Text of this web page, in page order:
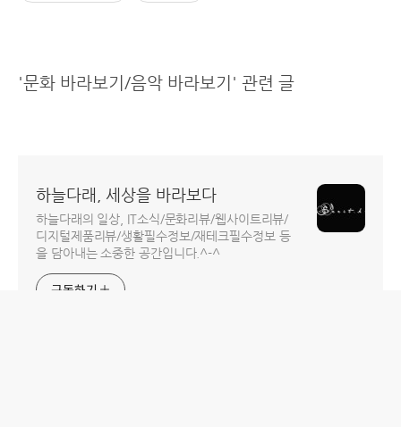
'문화 바라보기/음악 바라보기' 관련 글
하늘다래, 세상을 바라보다
하늘다래의 일상, IT소식/문화리뷰/웹사이트리뷰/
디지털제품리뷰/생활필수정보/재테크필수정보 등
을 담아내는 소중한 공간입니다.^-^
구독하기